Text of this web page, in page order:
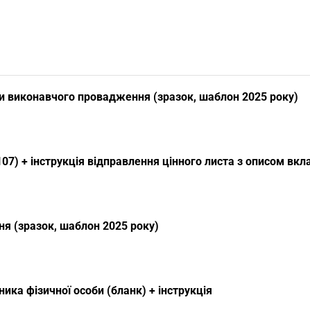
виконавчого провадження (зразок, шаблон 2025 року)
+ інструкція відправлення цінного листа з описом
(зразок, шаблон 2025 року)
фізичної особи (бланк) + інструкція